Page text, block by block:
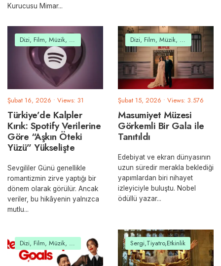
Kurucusu Mimar...
Dizi, Film, Müzik, Belgesel
Şubat 16, 2026 • Views: 31
Türkiye’de Kalpler
Kırık: Spotify Verilerine
Göre “Aşkın Öteki
Yüzü” Yükselişte
Sevgililer Günü genellikle
romantizmin zirve yaptığı bir
dönem olarak görülür. Ancak
veriler, bu hikâyenin yalnızca
mutlu...
Dizi, Film, Müzik, Belgesel
Şubat 15, 2026 • Views: 3.576
Masumiyet Müzesi
Görkemli Bir Gala ile
Tanıtıldı
Edebiyat ve ekran dünyasının
uzun süredir merakla beklediği
yapımlardan biri nihayet
izleyiciyle buluştu. Nobel
ödüllü yazar...
Dizi, Film, Müzik, Belgesel Sergi,Tiyatro,Etkinlik